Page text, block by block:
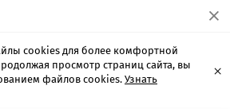
cookies для более комфортной
просмотр страниц сайта, вы
файлов cookies. Узнать
×